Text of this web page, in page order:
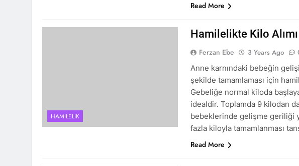
Read More
HAMILELIK
Hamilelikte Kilo Alımı
Ferzan Ebe 3 Years Ago
Anne karnındaki bebeğin
şekilde tamamlaması için
Gebeliğe normal kiloda
idealdir. Toplamda 9 kilodan
bebeklerinde gelişme geriliği
fazla kiloyla tamamlanması
Read More